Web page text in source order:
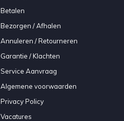
Betalen
Bezorgen / Afhalen
Annuleren / Retourneren
Garantie / Klachten
Service Aanvraag
Algemene voorwaarden
Privacy Policy
Vacatures